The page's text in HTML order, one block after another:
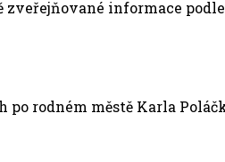
zveřejňované informace
po rodném městě Karla